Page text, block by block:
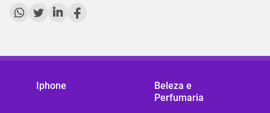
Iphone
Beleza e
Perfumaria